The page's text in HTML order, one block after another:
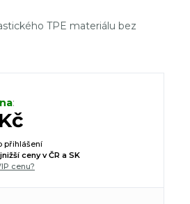
TPE materiálu bez
:
přihlášení
ceny v ČR a SK
cenu?